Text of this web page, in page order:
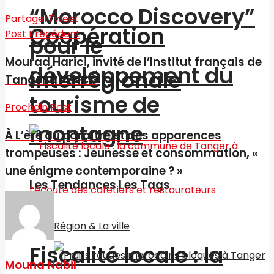
“Morocco Discovery”
pour le
développement du
tourisme de
montagne
Les Tendances Les Tags
Région & La ville
Coopération
interrégionale
Fiscalité locale : la
PartagerTweet
Post Précédent
Mourad Harici, invité de l’Institut français de
Tanger à l’ENCG
Prochain Post
À L’ère du paraître et des apparences
trompeuses : Jeunesse et consommation, «
une énigme contemporaine ? »
Mouna Nabil